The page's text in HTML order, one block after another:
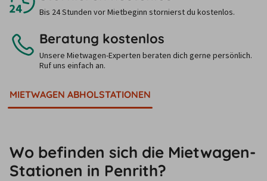
Bis 24 Stunden vor Mietbeginn stornierst du kostenlos.
Beratung kostenlos
Unsere Mietwagen-Experten beraten dich gerne persönlich.
Ruf uns einfach an.
MIETWAGEN ABHOLSTATIONEN
Wo befinden sich die Mietwagen-
Stationen in Penrith?